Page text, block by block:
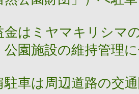
金は ミヤマキリシマ
公園施設の維持管理
駐車は周辺道路の交